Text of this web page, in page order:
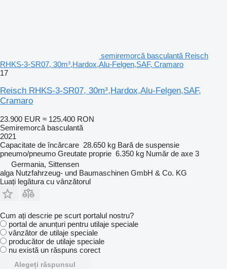
semiremorcă basculantă Reisch
RHKS-3-SR07, 30m³,Hardox,Alu-Felgen,SAF, Cramaro
17
Reisch RHKS-3-SR07, 30m³,Hardox,Alu-Felgen,SAF,
Cramaro
23.900 EUR ≈ 125.400 RON
Semiremorcă basculantă
2021
Capacitate de încărcare 28.650 kg Bară de suspensie
pneumo/pneumo Greutate proprie 6.350 kg Număr de axe 3
Germania, Sittensen
alga Nutzfahrzeug- und Baumaschinen GmbH & Co. KG
Luați legătura cu vânzătorul
Cum ați descrie pe scurt portalul nostru?
portal de anunțuri pentru utilaje speciale
vânzător de utilaje speciale
producător de utilaje speciale
nu există un răspuns corect
Alegeți răspunsul